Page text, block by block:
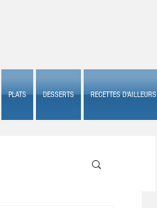
PLATS DESSERTS RECETTES D'AILLEURS